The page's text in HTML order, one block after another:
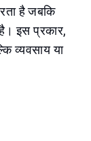
है जबकि
इस प्रकार,
व्यवसाय या